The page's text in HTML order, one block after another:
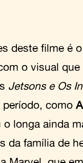
deste filme é
o visual que
Jetsons e Os
período, como
longa ainda
da família de